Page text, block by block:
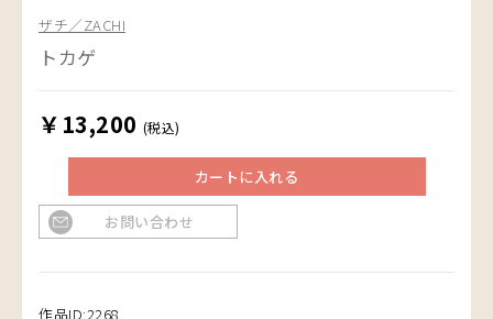
ザチ／ZACHI
トカゲ
￥13,200 (税込)
カートに入れる
お問い合わせ
作品ID:2268